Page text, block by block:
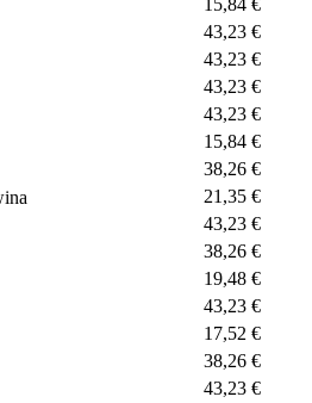
15,84 €
43,23 €
43,23 €
43,23 €
43,23 €
15,84 €
38,26 €
21,35 €
43,23 €
38,26 €
19,48 €
43,23 €
17,52 €
38,26 €
43,23 €